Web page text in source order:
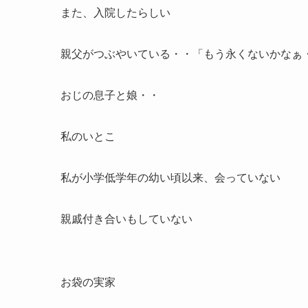
また、入院したらしい
親父がつぶやいている・・「もう永くないかなぁ
おじの息子と娘・・
私のいとこ
私が小学低学年の幼い頃以来、会っていない
親戚付き合いもしていない
お袋の実家